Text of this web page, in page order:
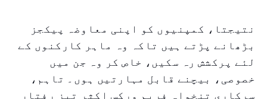
نتیجتا، کمپنیوں کو اپنی معاوضہ پیکجز
بڑھانے پڑتے ہیں تاکہ وہ ماہر کارکنوں کے
لئے پرکشش رہ سکیں، خاص کر وہ جن میں
خصوصی، بیچنے قابل مہارتیں ہوں۔ تاہم،
سرکاری تنخواہ فریم ورکس اکثر تیز رفتار